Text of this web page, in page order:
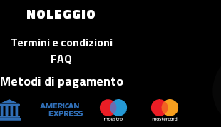
NOLEGGIO
Termini e condizioni
FAQ
Metodi di pagamento